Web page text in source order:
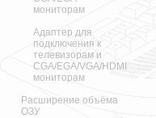
мониторам
Адаптер для
подключения к
телевизорам и
CGA/EGA/VGA/HDMI
мониторам
Расширение объёма
ОЗУ